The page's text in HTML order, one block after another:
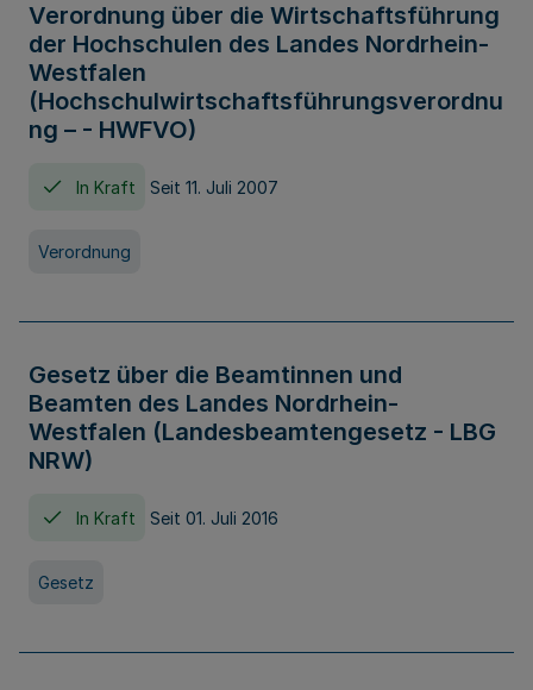
Verordnung über die Wirtschaftsführung
der Hochschulen des Landes Nordrhein-
Westfalen
(Hochschulwirtschaftsführungsverordnu
ng – - HWFVO)
In Kraft Seit 11. Juli 2007
Verordnung
Gesetz über die Beamtinnen und
Beamten des Landes Nordrhein-
Westfalen (Landesbeamtengesetz - LBG
NRW)
In Kraft Seit 01. Juli 2016
Gesetz